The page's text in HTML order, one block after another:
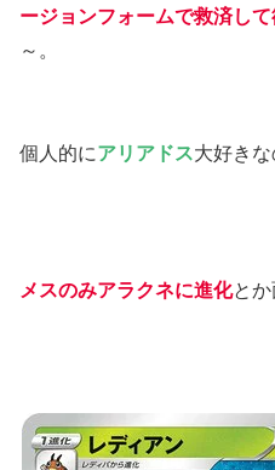
ージョンフォームで救済し
～。
個人的にアリアドス大好きな
メスのみアラクネに進化とか